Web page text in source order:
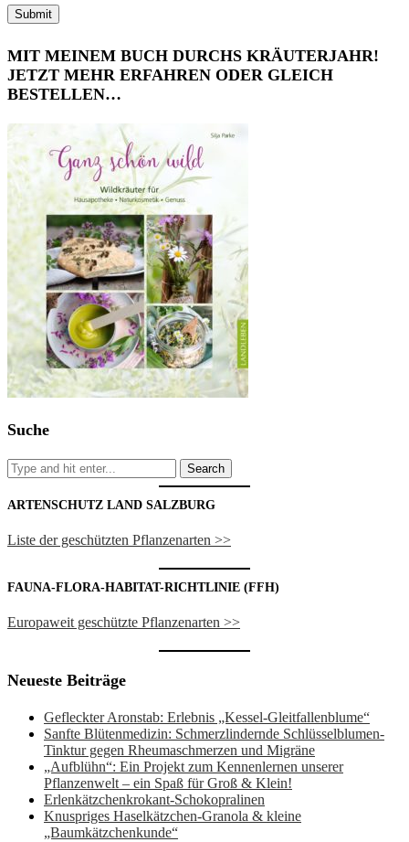
MIT MEINEM BUCH DURCHS KRÄUTERJAHR!
JETZT MEHR ERFAHREN ODER GLEICH
BESTELLEN…
Suche
ARTENSCHUTZ LAND SALZBURG
Liste der geschützten Pflanzenarten >>
FAUNA-FLORA-HABITAT-RICHTLINIE (FFH)
Europaweit geschützte Pflanzenarten >>
Neueste Beiträge
Gefleckter Aronstab: Erlebnis „Kessel-Gleitfallenblume“
Sanfte Blütenmedizin: Schmerzlindernde Schlüsselblumen-
Tinktur gegen Rheumaschmerzen und Migräne
„Aufblühn“: Ein Projekt zum Kennenlernen unserer
Pflanzenwelt – ein Spaß für Groß & Klein!
Erlenkätzchenkrokant-Schokopralinen
Knuspriges Haselkätzchen-Granola & kleine
„Baumkätzchenkunde“